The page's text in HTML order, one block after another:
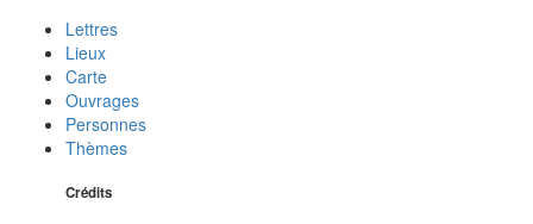
Lettres
Lieux
Carte
Ouvrages
Personnes
Thèmes
Crédits